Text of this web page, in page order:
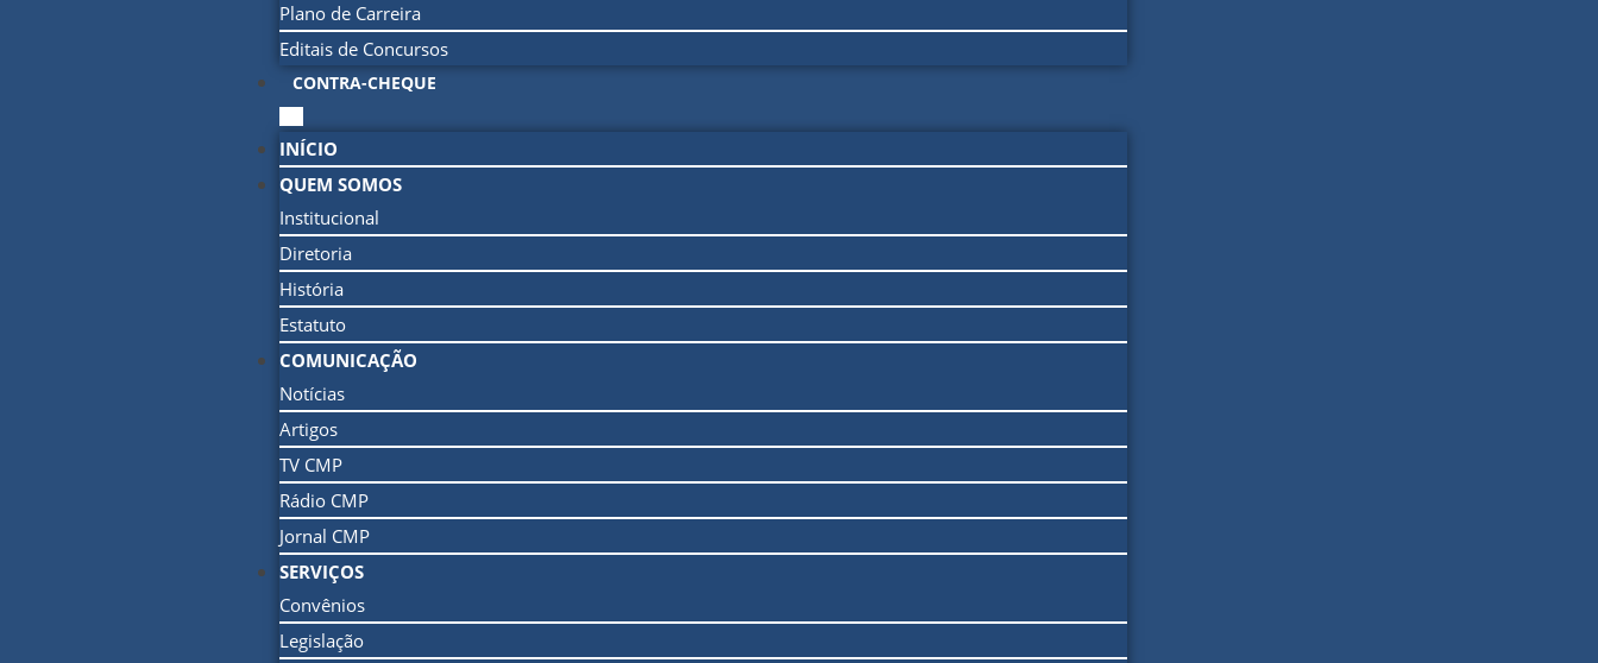
Plano de Carreira
Editais de Concursos
CONTRA-CHEQUE
INÍCIO
QUEM SOMOS
Institucional
Diretoria
História
Estatuto
COMUNICAÇÃO
Notícias
Artigos
TV CMP
Rádio CMP
Jornal CMP
SERVIÇOS
Convênios
Legislação